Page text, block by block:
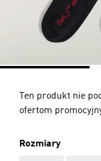
Ten produkt nie
ofertom
Rozmiary